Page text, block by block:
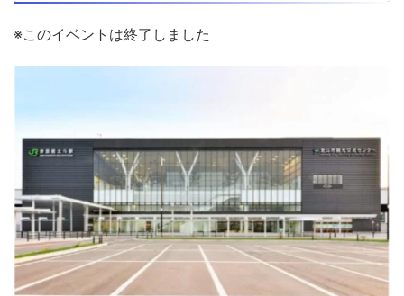
※このイベントは終了しました